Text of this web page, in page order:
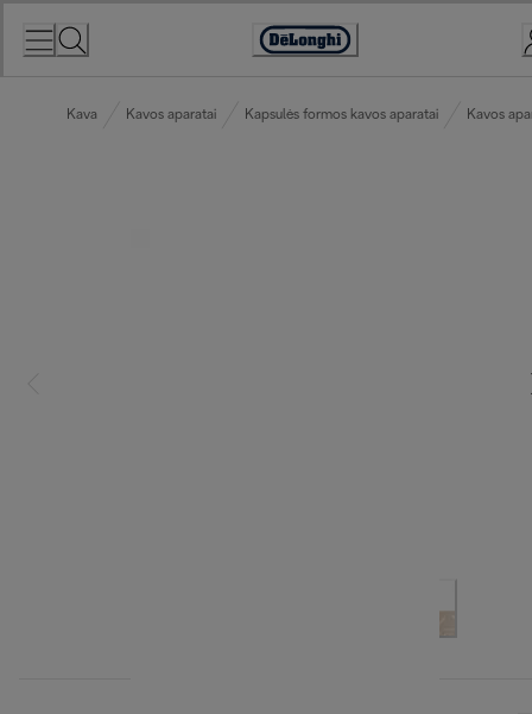
Accessibility
Kava Kavos aparatai Kapsulės formos kavos aparatai Kavos